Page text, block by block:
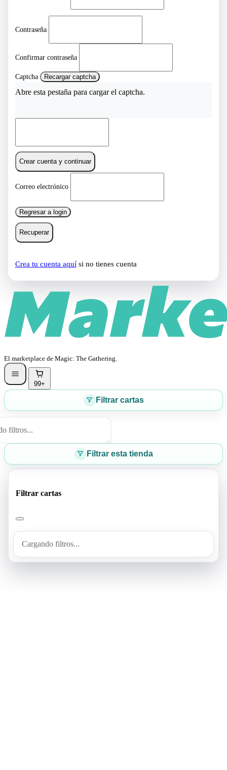
Contraseña
Confirmar contraseña
Captcha Recargar captcha
Abre esta pestaña para cargar el captcha.
Crear cuenta y continuar
Correo electrónico
Regresar a login
Recuperar
Crea tu cuenta aquísi no tienes cuenta
El marketplace de Magic: The Gathering.
99+
Filtrar cartas
filtros...
Filtrar esta tienda
Filtrar cartas
Cargando filtros...